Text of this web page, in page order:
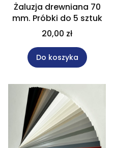
Żaluzja drewniana 70
mm. Próbki do 5 sztuk
20,00 zł
Do koszyka